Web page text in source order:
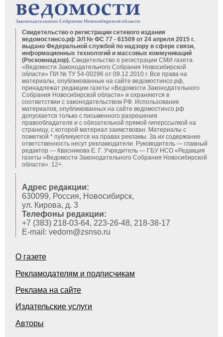
Свидетельство о регистрации сетевого издания
ведомостинсо.рф ЭЛ № ФС 77 - 61509 от 24 апреля 2015 г.
выдано Федеральной службой по надзору в сфере связи,
информационных технологий и массовых коммуникаций
(Роскомнадзор). Свидетельство о регистрации СМИ газета
«Ведомости Законодательного Собрания Новосибирской
области» ПИ № ТУ 54-00296 от 09.12.2010 г. Все права на
материалы, опубликованные на сайте ведомостинсо.рф,
принадлежат редакции газеты «Ведомости Законодательного
Собрания Новосибирской области» и охраняются в
соответствии с законодательством РФ. Использование
материалов, опубликованных на сайте ведомостинсо.рф
допускается только с письменного разрешения
правообладателя и с обязательной прямой гиперссылкой на
страницу, с которой материал заимствован. Материалы с
пометкой * публикуются на правах рекламы. За их содержание
ответственность несут рекламодатели. Руководитель — главный
редактор — Квасникова Е. Г. Учредитель — ГБУ НСО «Редакция
газеты «Ведомости Законодательного Собрания Новосибирской
области». 12+.
Адрес редакции:
630099, Россия, Новосибирск,
ул. Кирова, д. 3
Телефоны редакции:
+7 (383) 218-03-64, 223-26-48, 218-38-17
E-mail: vedom@zsnso.ru
О газете
Рекламодателям и подписчикам
Реклама на сайте
Издательские услуги
Авторы